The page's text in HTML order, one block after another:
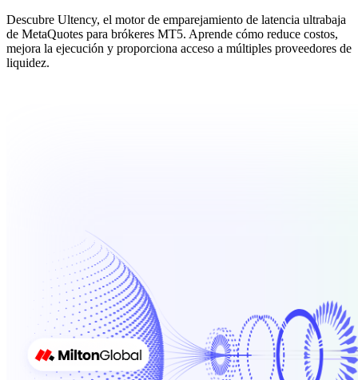
Descubre Ultency, el motor de emparejamiento de latencia ultrabaja
de MetaQuotes para brókeres MT5. Aprende cómo reduce costos,
mejora la ejecución y proporciona acceso a múltiples proveedores de
liquidez.